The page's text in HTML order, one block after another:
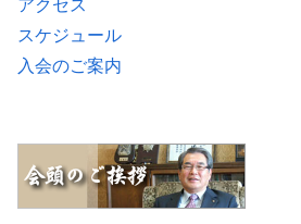
アクセス
スケジュール
入会のご案内